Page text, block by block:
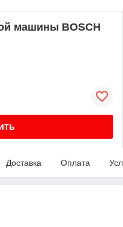
машины BOSCH
Доставка Оплата